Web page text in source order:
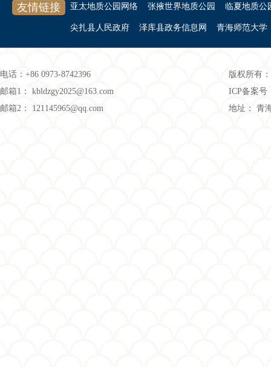
友情链接 亚太地质公园网络 张掖世界地质公园 临夏地质公
尖扎县人民政府 泽库县政务信息网 青海师范大学
电话：+86 0973-8742396
邮箱1： kbldzgy2025@163.com
邮箱2： 121145965@qq.com
版权所有
ICP备案号
地址： 青